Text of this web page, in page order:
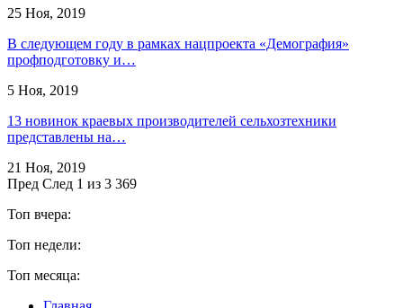
25 Ноя, 2019
В следующем году в рамках нацпроекта «Демография»
профподготовку и…
5 Ноя, 2019
13 новинок краевых производителей сельхозтехники
представлены на…
21 Ноя, 2019
Пред След 1 из 3 369
Топ вчера:
Топ недели:
Топ месяца: